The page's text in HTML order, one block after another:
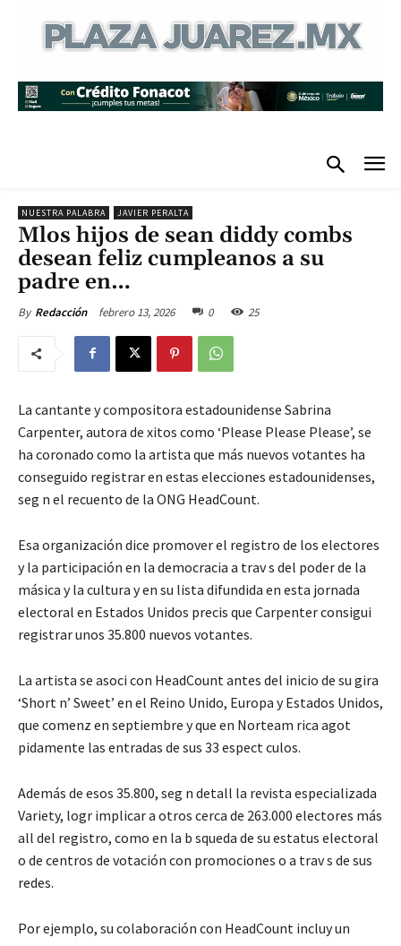
NUESTRA PALABRA JAVIER PERALTA
Mlos hijos de sean diddy combs
desean feliz cumpleanos a su
padre en…
By Redacción febrero 13, 2026 0 25
La cantante y compositora estadounidense Sabrina
Carpenter, autora de xitos como ‘Please Please Please’, se
ha coronado como la artista que más nuevos votantes ha
conseguido registrar en estas elecciones estadounidenses,
seg n el recuento de la ONG HeadCount.
Esa organización dice promover el registro de los electores
y la participación en la democracia a trav s del poder de la
másica y la cultura y en su lista difundida en esta jornada
electoral en Estados Unidos precis que Carpenter consigui
registrar unos 35.800 nuevos votantes.
La artista se asoci con HeadCount antes del inicio de su gira
‘Short n’ Sweet’ en el Reino Unido, Europa y Estados Unidos,
que comenz en septiembre y que en Norteam rica agot
pidamente las entradas de sus 33 espect culos.
Además de esos 35.800, seg n detall la revista especializada
Variety, logr implicar a otros cerca de 263.000 electores más
all del registro, como en la b squeda de su estatus electoral
o de centros de votación con promociones o a trav s de sus
redes.
Por ejemplo, su colaboración con HeadCount incluy un